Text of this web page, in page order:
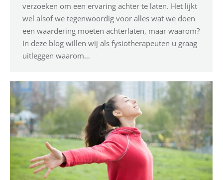
verzoeken om een ervaring achter te laten. Het lijkt
wel alsof we tegenwoordig voor alles wat we doen
een waardering moeten achterlaten, maar waarom?
In deze blog willen wij als fysiotherapeuten u graag
uitleggen waarom…